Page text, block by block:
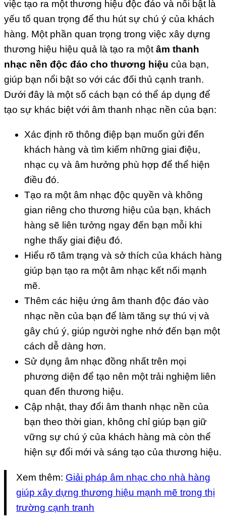
việc tạo ra một thương hiệu độc đáo và nổi bật là
yếu tố quan trọng để thu hút sự chú ý của khách
hàng. Một phần quan trọng trong việc xây dựng
thương hiệu hiệu quả là tạo ra một âm thanh
nhạc nền độc đáo cho thương hiệu của bạn,
giúp bạn nổi bật so với các đối thủ cạnh tranh.
Dưới đây là một số cách bạn có thể áp dụng để
tạo sự khác biệt với âm thanh nhạc nền của bạn:
Xác định rõ thông điệp bạn muốn gửi đến
khách hàng và tìm kiếm những giai điệu,
nhạc cụ và âm hưởng phù hợp để thể hiện
điều đó.
Tạo ra một âm nhạc độc quyền và không
gian riêng cho thương hiệu của bạn, khách
hàng sẽ liên tưởng ngay đến bạn mỗi khi
nghe thấy giai điệu đó.
Hiểu rõ tâm trạng và sở thích của khách hàng
giúp bạn tạo ra một âm nhạc kết nối mạnh
mẽ.
Thêm các hiệu ứng âm thanh độc đáo vào
nhạc nền của bạn để làm tăng sự thú vị và
gây chú ý, giúp người nghe nhớ đến bạn một
cách dễ dàng hơn.
Sử dụng âm nhạc đồng nhất trên mọi
phương diện để tạo nên một trải nghiệm liên
quan đến thương hiệu.
Cập nhật, thay đổi âm thanh nhạc nền của
bạn theo thời gian, không chỉ giúp bạn giữ
vững sự chú ý của khách hàng mà còn thể
hiện sự đổi mới và sáng tạo của thương hiệu.
Xem thêm: Giải pháp âm nhạc cho nhà hàng
giúp xây dựng thương hiệu mạnh mẽ trong thị
trường cạnh tranh